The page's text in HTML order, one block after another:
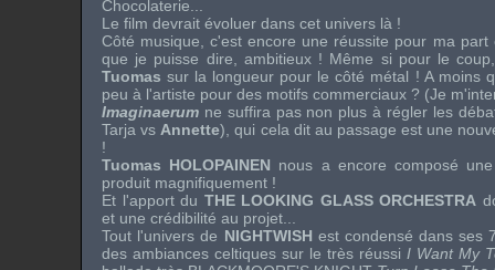
Chocolaterie...
Le film devrait évoluer dans cet univers là !
Côté musique, c'est encore une réussite pour ma
que je puisse dire, ambitieux ! Même si pour le
Tuomas sur la longueur pour le côté métal ! A moins
peu à l'artiste pour des motifs commerciaux ? (Je
Imaginaerum ne suffira pas non plus à régler les
Tarjavs Annette), qui cela dit au passage est une
!
Tuomas HOLOPAINEN nous a encore composé
produit magnifiquement !
Et l'apport du THE LOOKING GLASS ORCHESTRA
et une crédibilité au projet...
Tout l'univers de NIGHTWISH est condensé dans ses
des ambiances celtiques sur le très réussi I Want My